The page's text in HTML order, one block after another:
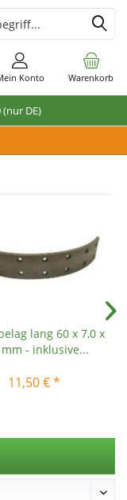
DE)
Warenkorb
Konto
lang 60 x 7,0 x
- inklusive...
11,50 € *